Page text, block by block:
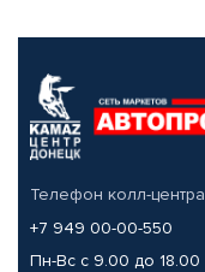
Телефон колл-центра
+7 949 00-00-550
Пн-Вс с 9.00 до 18.00